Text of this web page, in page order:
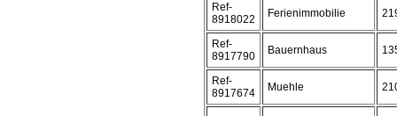
Ref-
8918022
Ferienimmobilie
Ref-
8917790
Bauernhaus
Ref-
8917674
Muehle